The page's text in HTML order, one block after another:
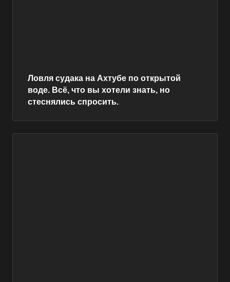
Ловля судака на Ахтубе по открытой
воде. Всё, что вы хотели знать, но
стеснялись спросить.